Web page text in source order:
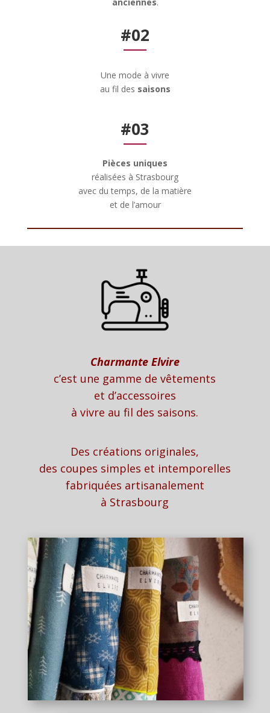
#02
Une mode à vivre
au fil des saisons
#03
Pièces uniques
réalisées à Strasbourg
avec du temps, de la matière
et de l’amour
Charmante Elvire
c’est une gamme de vêtements
et d’accessoires
à vivre au fil des saisons.
Des créations originales,
des coupes simples et intemporelles
fabriquées artisanalement
à Strasbourg